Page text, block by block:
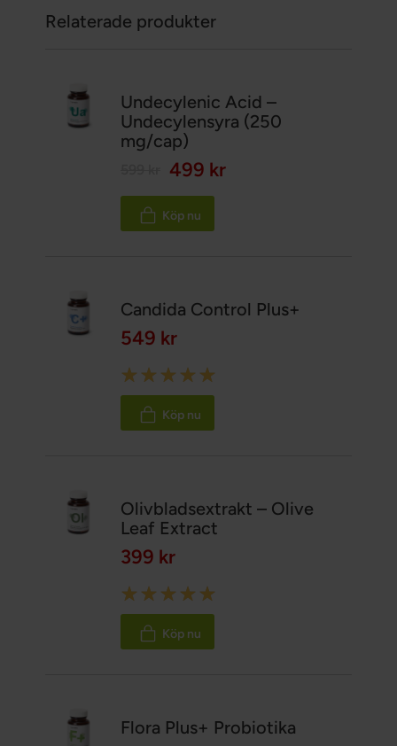
Relaterade produkter
Undecylenic Acid –
Undecylensyra (250
mg/cap)
499 kr
Köp nu
Candida Control Plus+
549 kr
Rating:
100%
Köp nu
Olivbladsextrakt – Olive
Leaf Extract
399 kr
Rating:
100%
Köp nu
Flora Plus+ Probiotika